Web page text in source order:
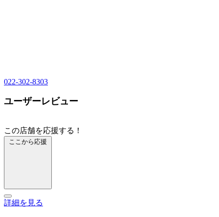
022-302-8303
ユーザーレビュー
この店舗を応援する！
ここから応援
詳細を見る